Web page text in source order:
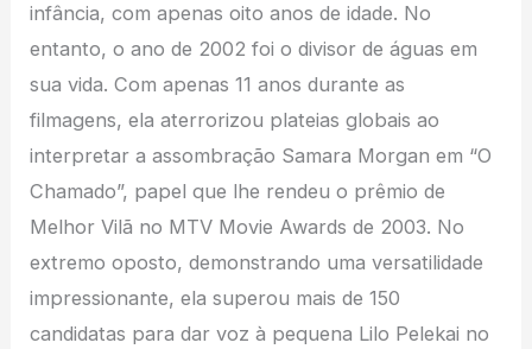
infância, com apenas oito anos de idade. No
entanto, o ano de 2002 foi o divisor de águas em
sua vida. Com apenas 11 anos durante as
filmagens, ela aterrorizou plateias globais ao
interpretar a assombração Samara Morgan em “O
Chamado”, papel que lhe rendeu o prêmio de
Melhor Vilã no MTV Movie Awards de 2003. No
extremo oposto, demonstrando uma versatilidade
impressionante, ela superou mais de 150
candidatas para dar voz à pequena Lilo Pelekai no